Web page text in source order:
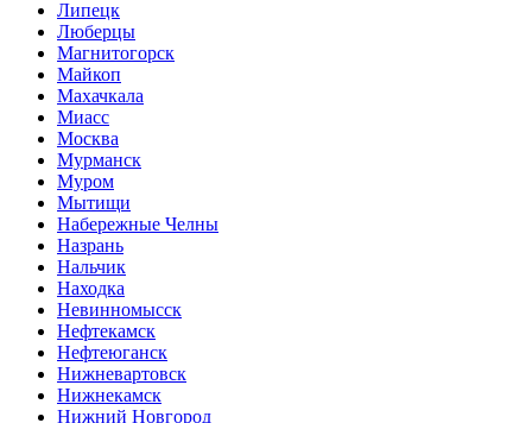
Липецк
Люберцы
Магнитогорск
Майкоп
Махачкала
Миасс
Москва
Мурманск
Муром
Мытищи
Набережные Челны
Назрань
Нальчик
Находка
Невинномысск
Нефтекамск
Нефтеюганск
Нижневартовск
Нижнекамск
Нижний Новгород